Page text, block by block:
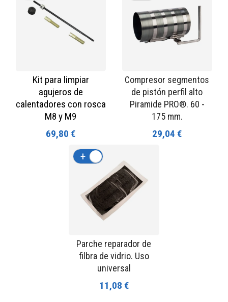
Kit para limpiar
agujeros de
calentadores con rosca
M8 y M9
69,80 €
Compresor segmentos
de pistón perfil alto
Piramide PRO®. 60 -
175 mm.
29,04 €
Parche reparador de
filbra de vidrio. Uso
universal
11,08 €
+